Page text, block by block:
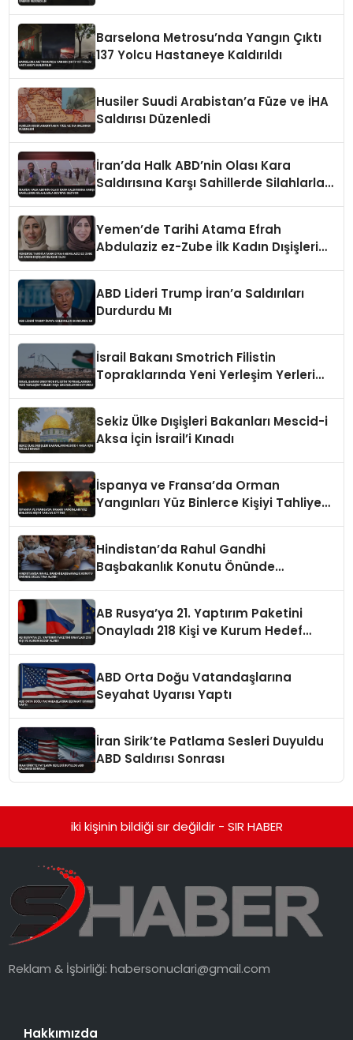
Barselona Metrosu’nda Yangın Çıktı
137 Yolcu Hastaneye Kaldırıldı
Husiler Suudi Arabistan’a Füze ve İHA
Saldırısı Düzenledi
İran’da Halk ABD’nin Olası Kara
Saldırısına Karşı Sahillerde Silahlarla
Yemen’de Tarihi Atama Efrah
Abdulaziz ez-Zube İlk Kadın Dışişleri
ABD Lideri Trump İran’a Saldırıları
Durdurdu Mı
İsrail Bakanı Smotrich Filistin
Topraklarında Yeni Yerleşim Yerleri
Sekiz Ülke Dışişleri Bakanları Mescid-i
Aksa İçin İsrail’i Kınadı
İspanya ve Fransa’da Orman
Yangınları Yüz Binlerce Kişiyi Tahliye
Hindistan’da Rahul Gandhi
Başbakanlık Konutu Önünde
AB Rusya’ya 21. Yaptırım Paketini
Onayladı 218 Kişi ve Kurum Hedef
ABD Orta Doğu Vatandaşlarına
Seyahat Uyarısı Yaptı
İran Sirik’te Patlama Sesleri Duyuldu
ABD Saldırısı Sonrası
iki kişinin bildiği sır değildir - SIR HABER
Reklam & İşbirliği:habersonuclari@gmail.com
Hakkımızda